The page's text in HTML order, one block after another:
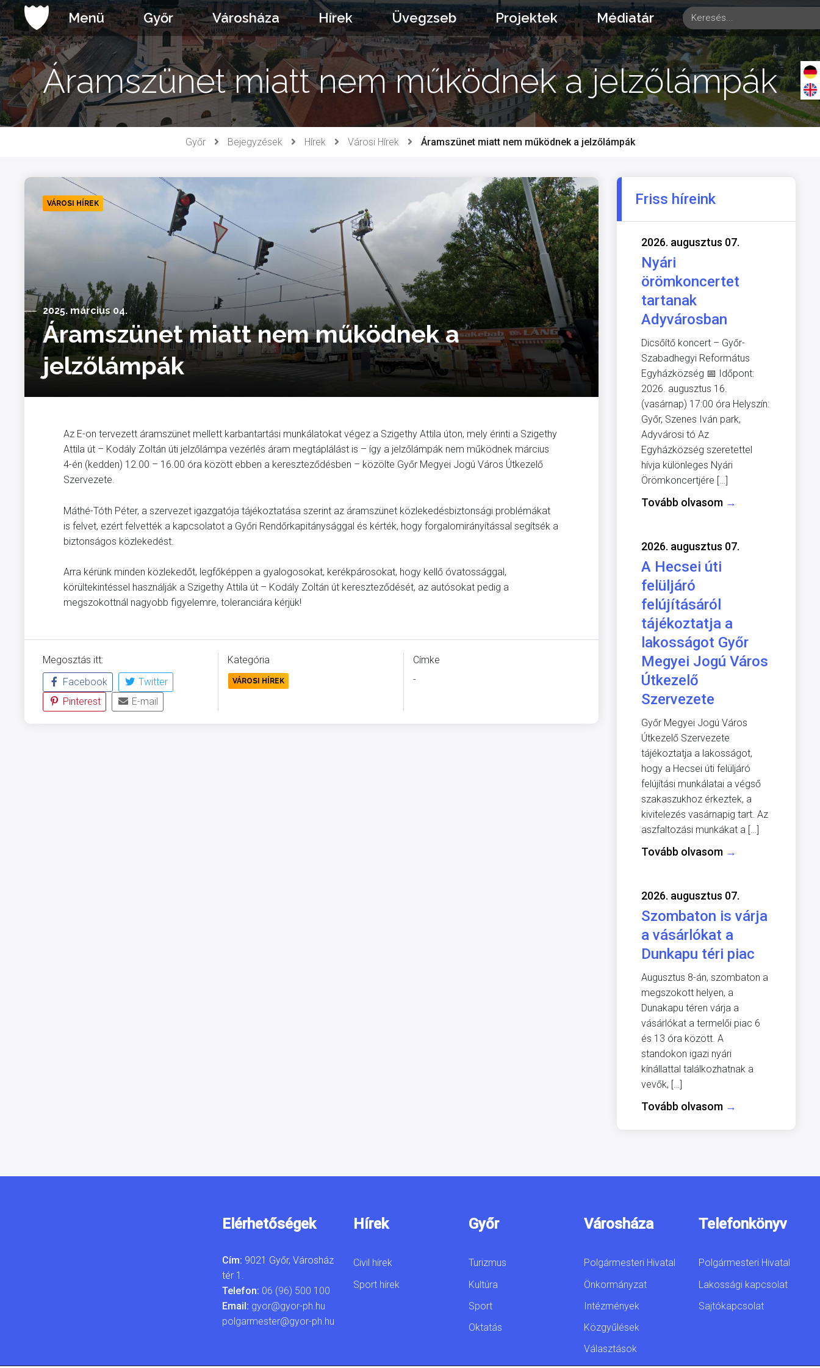
Ugrás
a
tartalomhoz
Menü Győr Városháza Hírek Üvegzseb Projektek Médiatár
Áramszünet miatt nem működnek a jelzőlámpák
Győr Bejegyzések Hírek Városi Hírek Áramszünet miatt nem működnek a jelzőlámpák
VÁROSI HÍREK
2025. március 04.
Áramszünet miatt nem működnek a
jelzőlámpák
Az E-on tervezett áramszünet mellett karbantartási munkálatokat végez a Szigethy Attila úton, mely érinti a Szigethy
Attila út – Kodály Zoltán úti jelzőlámpa vezérlés áram megtáplálást is – így a jelzőlámpák nem működnek március
4-én (kedden) 12.00 – 16.00 óra között ebben a kereszteződésben – közölte Győr Megyei Jogú Város Útkezelő
Szervezete.
Máthé-Tóth Péter, a szervezet igazgatója tájékoztatása szerint az áramszünet közlekedésbiztonsági problémákat
is felvet, ezért felvették a kapcsolatot a Győri Rendőrkapitánysággal és kérték, hogy forgalomirányítással segítsék a
biztonságos közlekedést.
Arra kérünk minden közlekedőt, legfőképpen a gyalogosokat, kerékpárosokat, hogy kellő óvatossággal,
körültekintéssel használják a Szigethy Attila út – Kodály Zoltán út kereszteződését, az autósokat pedig a
megszokottnál nagyobb figyelemre, toleranciára kérjük!
Megosztás itt:
Facebook
Twitter
Pinterest
E-mail
Kategória
VÁROSI HÍREK
Címke
-
Friss híreink
2026. augusztus 07.
Nyári
örömkoncertet
tartanak
Adyvárosban
Dicsőítő koncert – Győr-
Szabadhegyi Református
Egyházközség 📅 Időpont:
2026. augusztus 16.
(vasárnap) 17:00 óra Helyszín:
Győr, Szenes Iván park,
Adyvárosi tó Az
Egyházközség szeretettel
hívja különleges Nyári
Örömkoncertjére […]
Tovább olvasom →
2026. augusztus 07.
A Hecsei úti
felüljáró
felújításáról
tájékoztatja a
lakosságot Győr
Megyei Jogú Város
Útkezelő
Szervezete
Győr Megyei Jogú Város
Útkezelő Szervezete
tájékoztatja a lakosságot,
hogy a Hecsei úti felüljáró
felújítási munkálatai a végső
szakaszukhoz érkeztek, a
kivitelezés vasárnapig tart. Az
aszfaltozási munkákat a […]
Tovább olvasom →
2026. augusztus 07.
Szombaton is várja
a vásárlókat a
Dunkapu téri piac
Augusztus 8-án, szombaton a
megszokott helyen, a
Dunakapu téren várja a
vásárlókat a termelői piac 6
és 13 óra között. A
standokon igazi nyári
kínállattal találkozhatnak a
vevők, […]
Tovább olvasom →
Elérhetőségek
Cím: 9021 Győr, Városház
tér 1.
Telefon: 06 (96) 500 100
Email: gyor@gyor-ph.hu
polgarmester@gyor-ph.hu
Hírek
Civil hírek
Sport hírek
Győr
Turizmus
Kultúra
Sport
Oktatás
Városháza
Polgármesteri Hivatal
Önkormányzat
Intézmények
Közgyűlések
Választások
Telefonkönyv
Polgármesteri Hivatal
Lakossági kapcsolat
Sajtókapcsolat